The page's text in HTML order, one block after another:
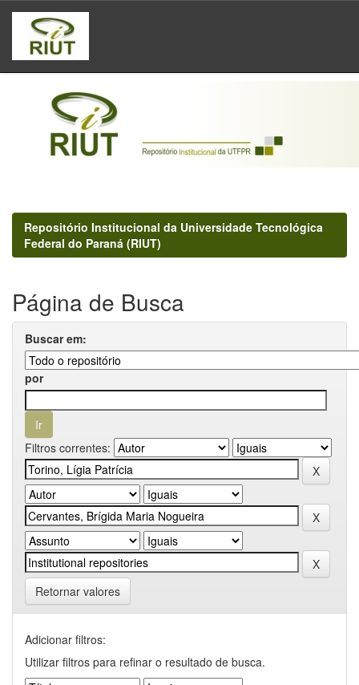
Skip
navigation
Repositório Institucional da Universidade Tecnológica
Federal do Paraná (RIUT)
Página de Busca
Buscar em:
por
Filtros correntes:
Retornar valores
Adicionar filtros:
Utilizar filtros para refinar o resultado de busca.